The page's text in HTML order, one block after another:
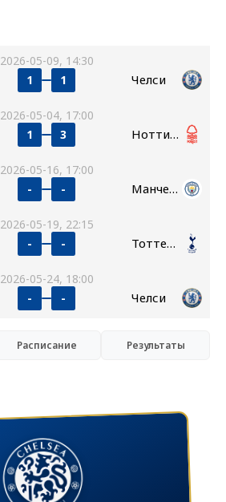
2026-05-09, 14:30
1 1 Челси
2026-05-04, 17:00
1 3 Ноттингем Форест
2026-05-16, 17:00
- - Манчестер Сити
2026-05-19, 22:15
- - Тоттенхэм
2026-05-24, 18:00
- - Челси
Расписание Результаты